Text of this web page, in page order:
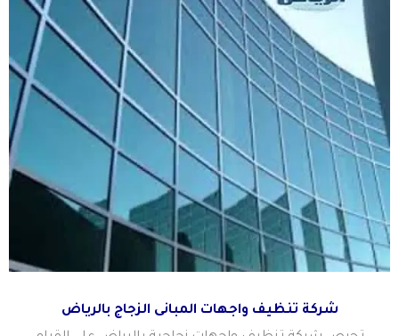
شركة تنظيف واجهات المبانى الزجاج بالرياض